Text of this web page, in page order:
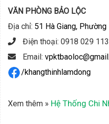
VĂN PHÒNG BẢO LỘC
Địa chỉ: 51 Hà Giang,
Điện thoại: 0918 029 113
Email:
/khangthinhlamdong
Xem thêm » Hệ Thống Chi